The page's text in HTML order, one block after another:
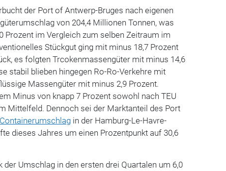
der Port of Antwerp-Bruges nach eigenen
von 204,4 Millionen Tonnen, was
Prozent im Vergleich zum selben Zeitraum im
Stückgut ging mit minus 18,7 Prozent
es folgten Trcokenmassengüter mit minus 14,6
stabil blieben hingegen Ro-Ro-Verkehre mit
Massengüter mit minus 2,9 Prozent.
Minus von knapp 7 Prozent sowohl nach TEU
Mittelfeld. Dennoch sei der Marktanteil des Port
Containerumschlag in der Hamburg-Le-Havre-
dieses Jahres um einen Prozentpunkt auf 30,6
der Umschlag in den ersten drei Quartalen um 6,0